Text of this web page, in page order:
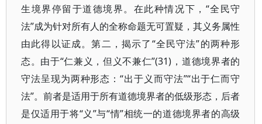
生境界停留于道德境界。在此种情况下，“全民守
法”成为针对所有人的全称命题无可置疑，其义务属性
由此得以证成。第二，揭示了“全民守法”的两种形
态。由于“仁兼义，但义不兼仁”(31)，道德境界者的
守法呈现为两种形态：“出于义而守法”“出于仁而守
法”。前者是适用于所有道德境界者的低级形态，后者
是仅适用于将“义”与“情”相统一的道德境界者的高级